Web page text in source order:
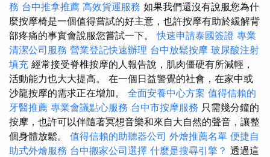
務 台中推拿推薦 高效貨運服務 如果我們還沒有說服您為什
麼按摩椅是一個值得嘗試的好主意，也許按摩有助於緩解背
部疼痛的事實會說服您嘗試一下。快速申請泰國簽證 專業
清潔公司服務 營業登記快速辦理 台中放鬆按摩 玻尿酸注射
填充 經常接受脊椎按摩的人報告說，肌肉僵硬有所減輕，
活動能力也大大提高。 在一個日益警覺的社會，在家中或
沙龍按摩的需求正在增加。 全面安養中心方案 值得信賴的
牙醫推薦 專業會議點心服務 台中市按摩服務 只需幾分鐘的
按摩，也許可以伴隨著冥想音樂和來自大自然的聲音，讓整
個身體放鬆。 值得信賴的助聽器公司 外燴推薦名單 便捷自
助式外燴服務 台中搬家公司選擇 什麼是搜尋引擎？ 透過這